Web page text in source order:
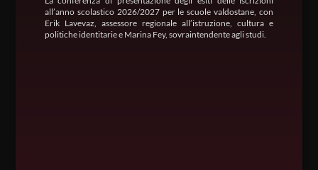
all’anno scolastico 2026/2027 per le scuole valdostane, con
Erik Lavevaz, assessore regionale all’istruzione, cultura e
politiche identitarie e Marina Fey, sovraintendente agli studi.